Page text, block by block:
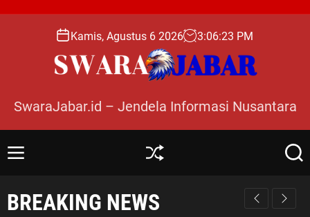
o
Kamis, Agustus 6 2026 3:06:24 PM
SwaraJabar.id – Jendela Informasi Nusantara
M
u
S
ff
S
r
BREAKING NEWS